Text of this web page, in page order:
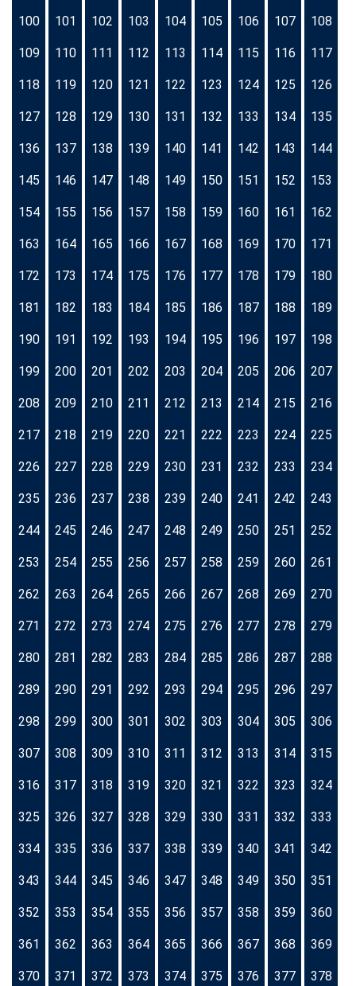
100 101 102 103 104 105 106 107 108
109 110 111 112 113 114 115 116 117
118 119 120 121 122 123 124 125 126
127 128 129 130 131 132 133 134 135
136 137 138 139 140 141 142 143 144
145 146 147 148 149 150 151 152 153
154 155 156 157 158 159 160 161 162
163 164 165 166 167 168 169 170 171
172 173 174 175 176 177 178 179 180
181 182 183 184 185 186 187 188 189
190 191 192 193 194 195 196 197 198
199 200 201 202 203 204 205 206 207
208 209 210 211 212 213 214 215 216
217 218 219 220 221 222 223 224 225
226 227 228 229 230 231 232 233 234
235 236 237 238 239 240 241 242 243
244 245 246 247 248 249 250 251 252
253 254 255 256 257 258 259 260 261
262 263 264 265 266 267 268 269 270
271 272 273 274 275 276 277 278 279
280 281 282 283 284 285 286 287 288
289 290 291 292 293 294 295 296 297
298 299 300 301 302 303 304 305 306
307 308 309 310 311 312 313 314 315
316 317 318 319 320 321 322 323 324
325 326 327 328 329 330 331 332 333
334 335 336 337 338 339 340 341 342
343 344 345 346 347 348 349 350 351
352 353 354 355 356 357 358 359 360
361 362 363 364 365 366 367 368 369
370 371 372 373 374 375 376 377 378